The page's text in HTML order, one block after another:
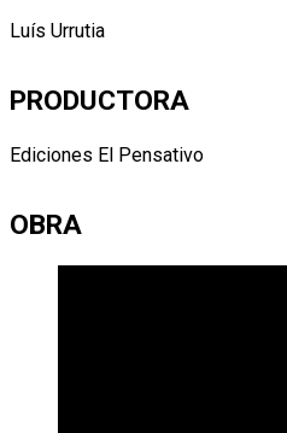
Luís Urrutia
PRODUCTORA
Ediciones El Pensativo
OBRA